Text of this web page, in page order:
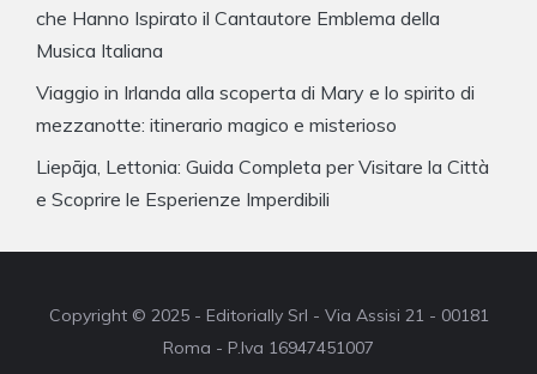
che Hanno Ispirato il Cantautore Emblema della
Musica Italiana
Viaggio in Irlanda alla scoperta di Mary e lo spirito di
mezzanotte: itinerario magico e misterioso
Liepāja, Lettonia: Guida Completa per Visitare la Città
e Scoprire le Esperienze Imperdibili
Copyright © 2025 - Editorially Srl - Via Assisi 21 - 00181
Roma - P.Iva 16947451007